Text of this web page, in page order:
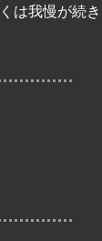
は我慢が続き